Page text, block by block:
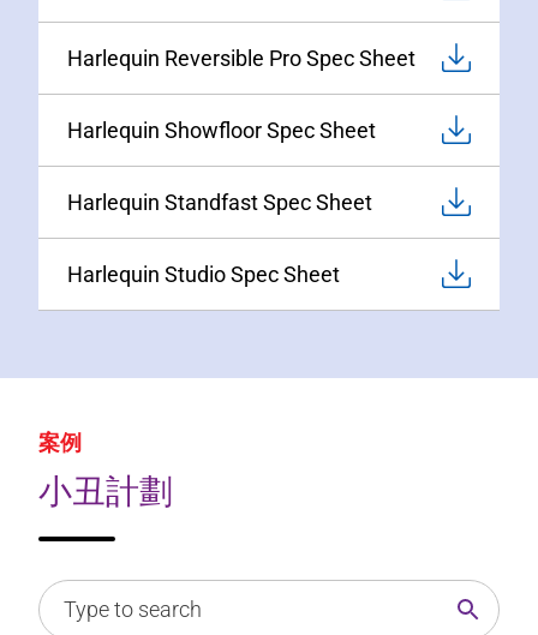
Harlequin Reversible Pro Spec Sheet
Harlequin Showfloor Spec Sheet
Harlequin Standfast Spec Sheet
Harlequin Studio Spec Sheet
案例
小丑計劃